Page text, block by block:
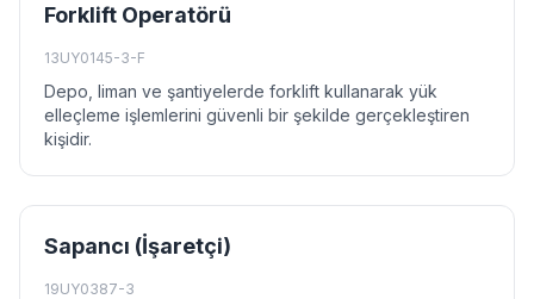
Forklift Operatörü
13UY0145-3-F
Depo, liman ve şantiyelerde forklift kullanarak yük
elleçleme işlemlerini güvenli bir şekilde gerçekleştiren
kişidir.
Sapancı (İşaretçi)
19UY0387-3